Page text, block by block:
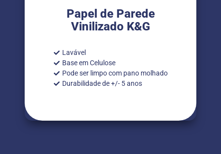
Papel de Parede
Vinilizado K&G
Lavável
Base em Celulose
Pode ser limpo com pano molhado
Durabilidade de +/- 5 anos